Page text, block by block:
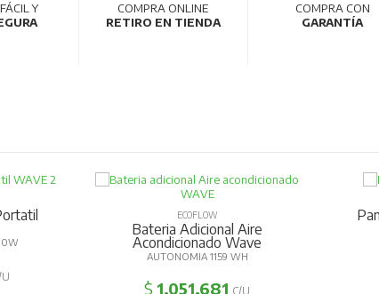
Y
COMPRA ONLINE
RETIRO EN TIENDA
COMPRA CON
GARANTÍA
U
ECOFLOW
Bateria Adicional Aire
Acondicionado Wave
AUTONOMIA 1159 WH
$ 1.051.681 C/U